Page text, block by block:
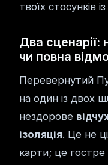
твоїх стосунків
Два сценарії:
чи повна
Перевернутий
на один із двох
нездорове
ізоляція. Це не
карти; це гостре